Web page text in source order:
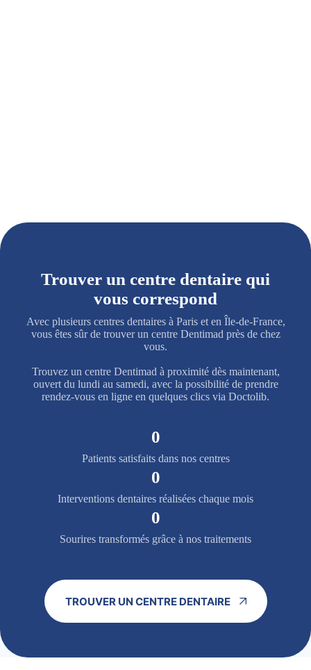
Trouver un centre dentaire qui
vous correspond
Avec plusieurs centres dentaires à Paris et en Île-de-France,
vous êtes sûr de trouver un centre Dentimad près de chez
vous.
Trouvez un centre Dentimad à proximité dès maintenant,
ouvert du lundi au samedi, avec la possibilité de prendre
rendez-vous en ligne en quelques clics via Doctolib.
0
Patients satisfaits dans nos centres
0
Interventions dentaires réalisées chaque mois
0
Sourires transformés grâce à nos traitements
TROUVER UN CENTRE DENTAIRE